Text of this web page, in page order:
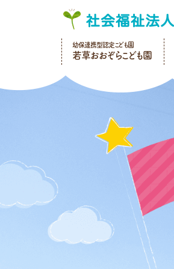
幼保連携型認定こども園
若草おおぞらこども園